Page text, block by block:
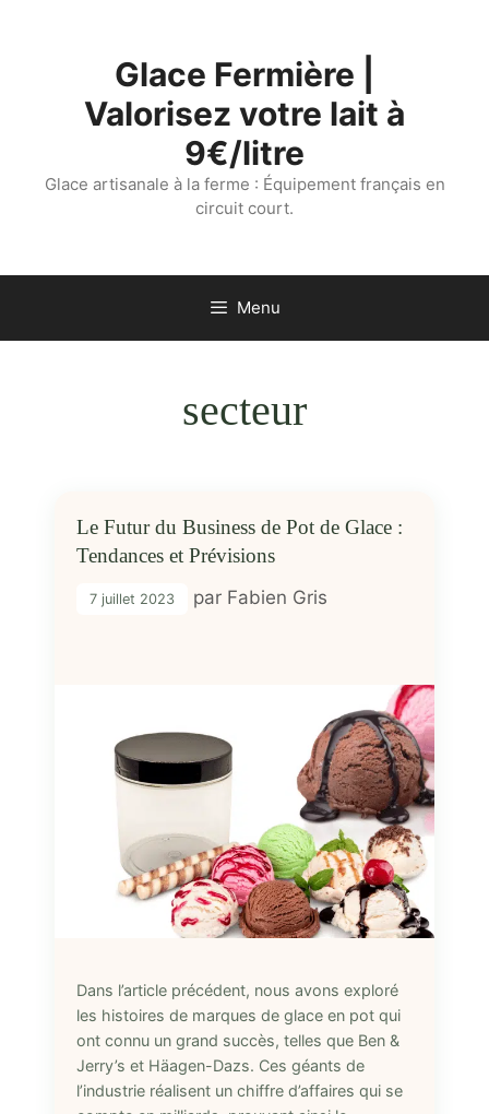
Glace Fermière |
Valorisez votre lait à
9€/litre
Glace artisanale à la ferme : Équipement français en
circuit court.
Menu
secteur
Le Futur du Business de Pot de Glace :
Tendances et Prévisions
7 juillet 2023 par Fabien Gris
Dans l’article précédent, nous avons exploré
les histoires de marques de glace en pot qui
ont connu un grand succès, telles que Ben &
Jerry’s et Häagen-Dazs. Ces géants de
l’industrie réalisent un chiffre d’affaires qui se